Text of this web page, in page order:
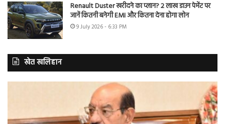
Renault Duster खरीदने का प्लान? 2 लाख डाउन पेमेंट पर
जानें कितनी बनेगी EMI और कितना देना होगा लोन
9 July 2026 - 6:33 PM
खेत खलिहान